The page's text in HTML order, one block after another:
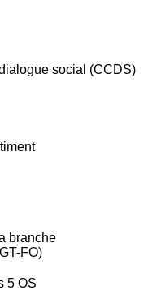
social (CCDS)
branche
FO)
5 OS